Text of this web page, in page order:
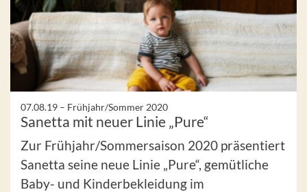
07.08.19 – Frühjahr/Sommer 2020
Sanetta mit neuer Linie „Pure“
Zur Frühjahr/Sommersaison 2020 präsentiert
Sanetta seine neue Linie „Pure“, gemütliche
Baby- und Kinderbekleidung im